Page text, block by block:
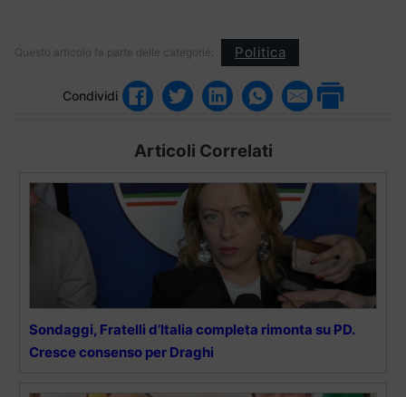
Questo articolo fa parte delle categorie: Politica
Condividi
Articoli Correlati
Sondaggi, Fratelli d’Italia completa rimonta su PD.
Cresce consenso per Draghi